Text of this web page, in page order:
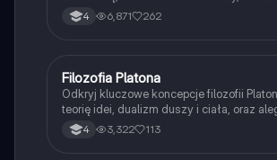
miłość platoniczną. Odkryj alegorie, takie
skrzydlaty zaprzęg, oraz jego wizję
późniejsze filozofie. Typ: podsumowanie.
4 6,871 262
Filozofia
Filozofia Platona
Odkryj kluczowe koncepcje filozofii
teorię idei, dualizm duszy i ciała, oraz
Prezentacja omawia również etykę,
epistemologię Platona, oferując wgląd w
4 3,322 113